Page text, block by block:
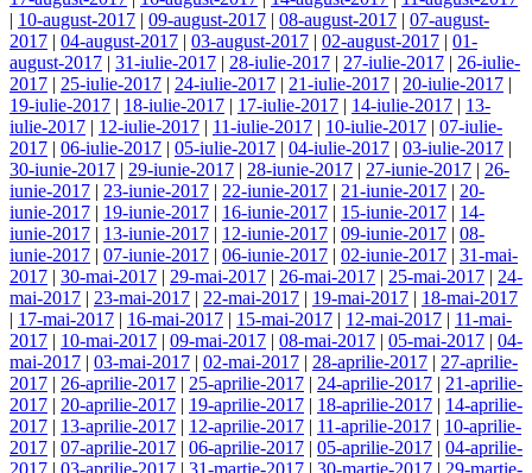
| 10-august-2017 | 09-august-2017 | 08-august-2017 | 07-august-
2017 | 04-august-2017 | 03-august-2017 | 02-august-2017 | 01-
august-2017 | 31-iulie-2017 | 28-iulie-2017 | 27-iulie-2017 | 26-iulie-
2017 | 25-iulie-2017 | 24-iulie-2017 | 21-iulie-2017 | 20-iulie-2017 |
19-iulie-2017 | 18-iulie-2017 | 17-iulie-2017 | 14-iulie-2017 | 13-
iulie-2017 | 12-iulie-2017 | 11-iulie-2017 | 10-iulie-2017 | 07-iulie-
2017 | 06-iulie-2017 | 05-iulie-2017 | 04-iulie-2017 | 03-iulie-2017 |
30-iunie-2017 | 29-iunie-2017 | 28-iunie-2017 | 27-iunie-2017 | 26-
iunie-2017 | 23-iunie-2017 | 22-iunie-2017 | 21-iunie-2017 | 20-
iunie-2017 | 19-iunie-2017 | 16-iunie-2017 | 15-iunie-2017 | 14-
iunie-2017 | 13-iunie-2017 | 12-iunie-2017 | 09-iunie-2017 | 08-
iunie-2017 | 07-iunie-2017 | 06-iunie-2017 | 02-iunie-2017 | 31-mai-
2017 | 30-mai-2017 | 29-mai-2017 | 26-mai-2017 | 25-mai-2017 | 24-
mai-2017 | 23-mai-2017 | 22-mai-2017 | 19-mai-2017 | 18-mai-2017
| 17-mai-2017 | 16-mai-2017 | 15-mai-2017 | 12-mai-2017 | 11-mai-
2017 | 10-mai-2017 | 09-mai-2017 | 08-mai-2017 | 05-mai-2017 | 04-
mai-2017 | 03-mai-2017 | 02-mai-2017 | 28-aprilie-2017 | 27-aprilie-
2017 | 26-aprilie-2017 | 25-aprilie-2017 | 24-aprilie-2017 | 21-aprilie-
2017 | 20-aprilie-2017 | 19-aprilie-2017 | 18-aprilie-2017 | 14-aprilie-
2017 | 13-aprilie-2017 | 12-aprilie-2017 | 11-aprilie-2017 | 10-aprilie-
2017 | 07-aprilie-2017 | 06-aprilie-2017 | 05-aprilie-2017 | 04-aprilie-